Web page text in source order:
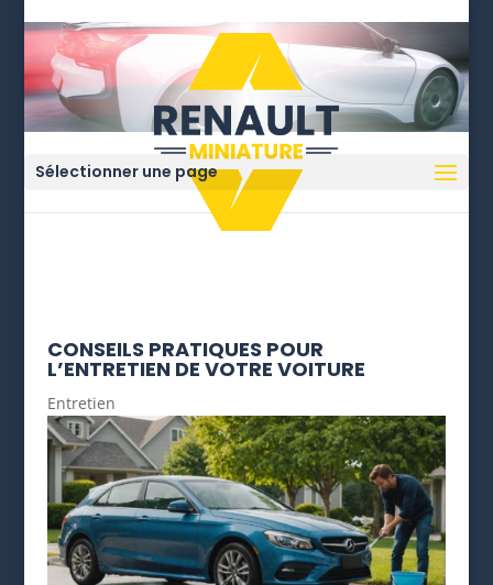
Sélectionner une page
CONSEILS PRATIQUES POUR
L’ENTRETIEN DE VOTRE VOITURE
Entretien